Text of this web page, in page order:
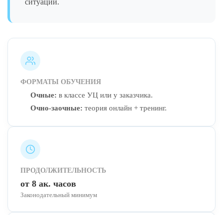
ситуации.
ФОРМАТЫ ОБУЧЕНИЯ
Очные: в классе УЦ или у заказчика.
Очно-заочные: теория онлайн + тренинг.
ПРОДОЛЖИТЕЛЬНОСТЬ
от 8 ак. часов
Законодательный минимум